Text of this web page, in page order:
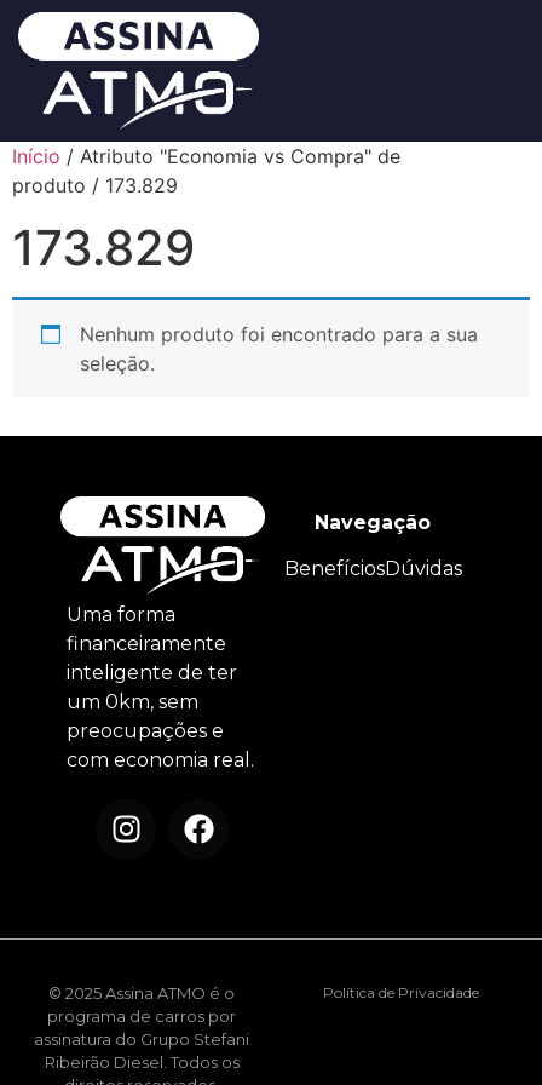
Início / Atributo "Economia vs Compra" de
produto / 173.829
173.829
Nenhum produto foi encontrado para a sua
seleção.
Uma forma
financeiramente
inteligente de ter
um 0km, sem
preocupações e
com economia real.
Navegação
BenefíciosDúvidas
© 2025 Assina ATMO é o
programa de carros por
assinatura do Grupo Stefani
Ribeirão Diesel. Todos os
Política de Privacidade